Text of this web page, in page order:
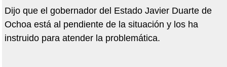
Dijo que el gobernador del Estado Javier Duarte de
Ochoa está al pendiente de la situación y los ha
instruido para atender la problemática.